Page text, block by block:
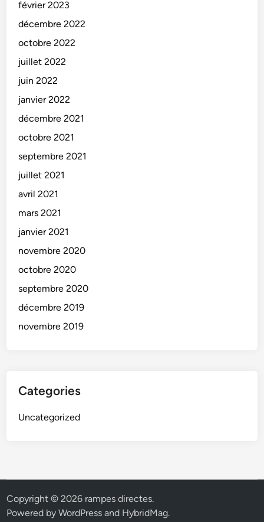
février 2023
décembre 2022
octobre 2022
juillet 2022
juin 2022
janvier 2022
décembre 2021
octobre 2021
septembre 2021
juillet 2021
avril 2021
mars 2021
janvier 2021
novembre 2020
octobre 2020
septembre 2020
décembre 2019
novembre 2019
Categories
Uncategorized
Copyright © 2026 rampes directes.
Powered byWordPress and HybridMag.